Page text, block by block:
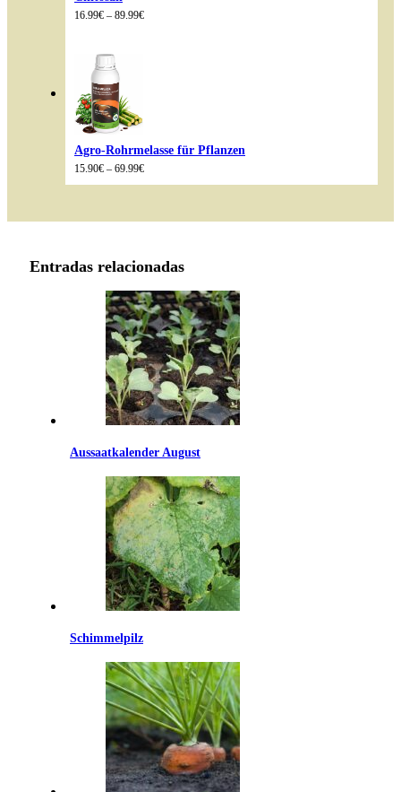
16.99€ – 89.99€Preisspanne:
Agro-Rohrmelasse für Pflanzen
15.90€ – 69.99€Preisspanne:
Entradas relacionadas
Aussaatkalender August
Schimmelpilz